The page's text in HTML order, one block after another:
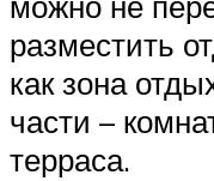
разместить
как зона
части –
терраса.